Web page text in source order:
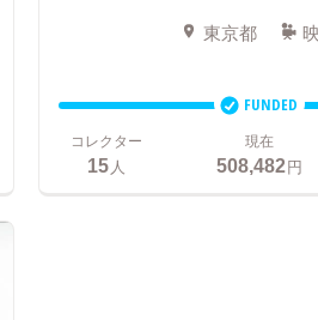
東京都
FUNDED
コレクター
15人
現在
508,482円